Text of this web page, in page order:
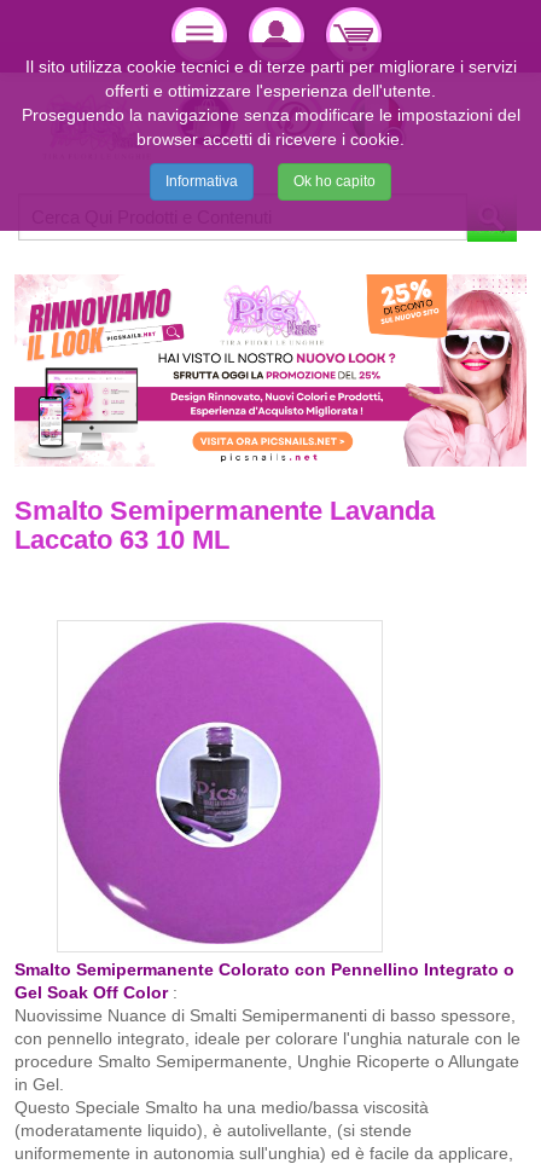
Smalto Semipermanente Lavanda
Laccato 63 10 ML
Smalto Semipermanente Colorato con Pennellino Integrato o
Gel Soak Off Color:
Nuovissime Nuance di Smalti Semipermanenti di basso spessore,
con pennello integrato, ideale per colorare l'unghia naturale con le
procedure Smalto Semipermanente, Unghie Ricoperte o Allungate
in Gel.
Questo Speciale Smalto ha una medio/bassa viscosità
(moderatamente liquido), è autolivellante, (si stende
uniformemente in autonomia sull'unghia) ed è facile da applicare,
Il sito utilizza cookie tecnici e di terze parti per migliorare i servizi
offerti e ottimizzare l'esperienza dell'utente.
Proseguendo la navigazione senza modificare le impostazioni del
browser accetti di ricevere i cookie.
Informativa Ok ho capito